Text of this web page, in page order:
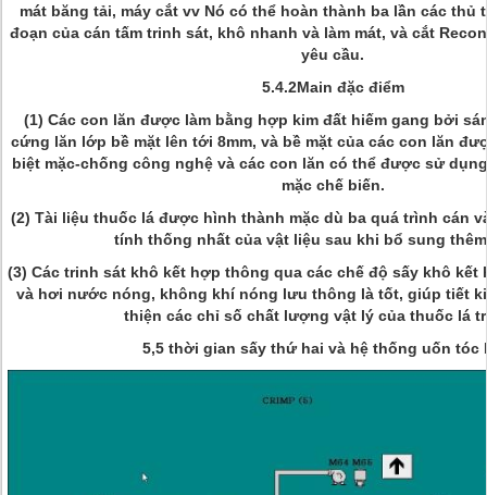
mát băng tải, máy cắt vv Nó có thể hoàn thành ba lần các thủ
đoạn của cán tấm trinh sát, khô nhanh và làm mát, và cắt
yêu cầu.
5.4.2Main đặc điểm
(1) Các con lăn được làm bằng hợp kim đất hiếm gang bởi
cứng lăn lớp bề mặt lên tới 8mm, và bề mặt của các con lăn
biệt mặc-chống công nghệ và các con lăn có thể được sử
mặc chế biến.
(2) Tài liệu thuốc lá được hình thành mặc dù ba quá trình cán
tính thống nhất của vật liệu sau khi bổ sung
(3) Các trinh sát khô kết hợp thông qua các chế độ sấy khô
và hơi nước nóng, không khí nóng lưu thông là tốt, giúp tiết
thiện các chỉ số chất lượng vật lý của thuốc lá
5,5 thời gian sấy thứ hai và hệ thống uốn tóc